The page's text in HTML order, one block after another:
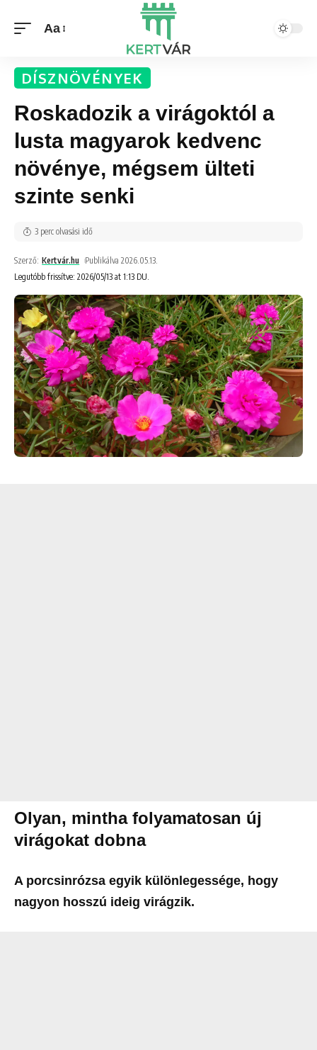
Aa
DÍSZNÖVÉNYEK
Roskadozik a virágoktól a
lusta magyarok kedvenc
növénye, mégsem ülteti
szinte senki
Legutóbb frissítve: 2026/05/13 at 1:13 DU.
Szerző: Kertvár.hu Publikálva 2026.05.13.
3 perc olvasási idő
Olyan, mintha folyamatosan új
virágokat dobna
A porcsinrózsa egyik különlegessége, hogy
nagyon hosszú ideig virágzik.